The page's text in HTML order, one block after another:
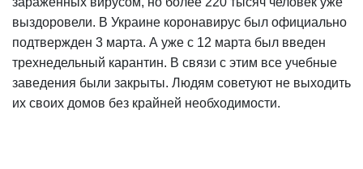
выздоровели. В Украине коронавирус был официально
подтвержден 3 марта. А уже с 12 марта был введен
трехнедельный карантин. В связи с этим все учебные
заведения были закрыты. Людям советуют не выходить
их своих домов без крайней необходимости.